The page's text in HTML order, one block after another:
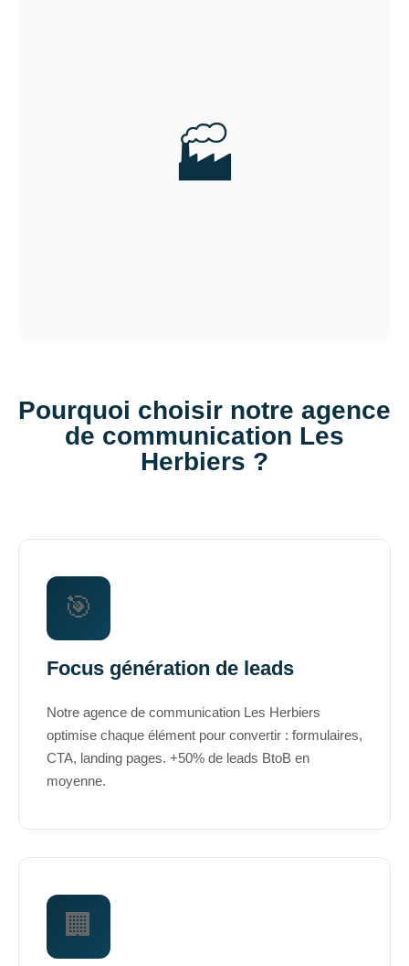
🏭
Pourquoi choisir notre agence
de communication Les
Herbiers ?
🎯
Focus génération de leads
Notre agence de communication Les Herbiers
optimise chaque élément pour convertir : formulaires,
CTA, landing pages. +50% de leads BtoB en
moyenne.
🏢